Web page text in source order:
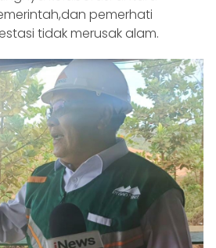
pemerhati
tidak merusak alam.